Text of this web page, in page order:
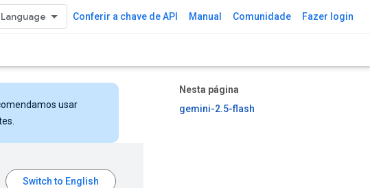
Conferir a chave de API Manual Comunidade Fazer login
Nesta página
gemini-2.5-flash
usar